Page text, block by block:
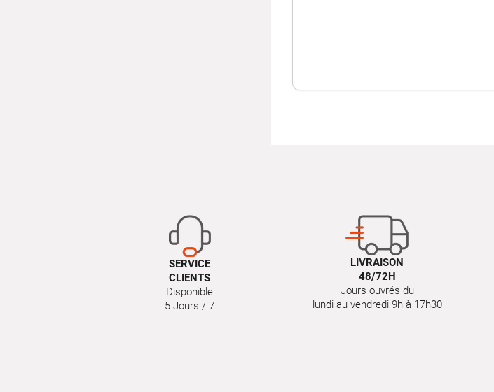
SERVICE
CLIENTS
Disponible
5 Jours / 7
LIVRAISON
48/72H
Jours ouvrés du
lundi au vendredi 9h à 17h30